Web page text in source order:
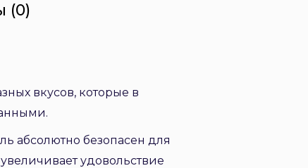
(0)
вкусов, которые в
абсолютно безопасен для
удовольствие